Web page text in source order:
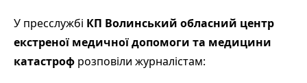
У пресслужбі КП Волинський обласний центр
екстреної медичної допомоги та медицини
катастроф розповіли журналістам: